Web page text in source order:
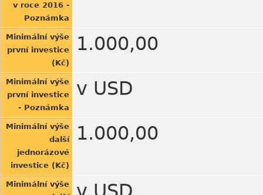
v roce 2016 -
Poznámka
Minimální výše
první investice
(Kč)
1.000,00
Minimální výše
první investice
- Poznámka
v USD
Minimální výše
další
jednorázové
investice (Kč)
1.000,00
Minimální výše